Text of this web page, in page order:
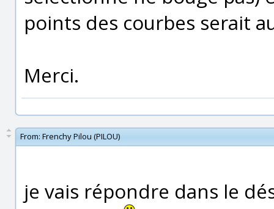
points des courbes serait
Merci.
From: Frenchy Pilou (PILOU)
je vais répondre dans le